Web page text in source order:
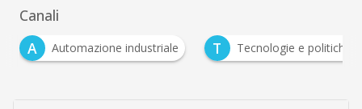
Canali
industriale T Tecnologie e politiche per la sostenibilità